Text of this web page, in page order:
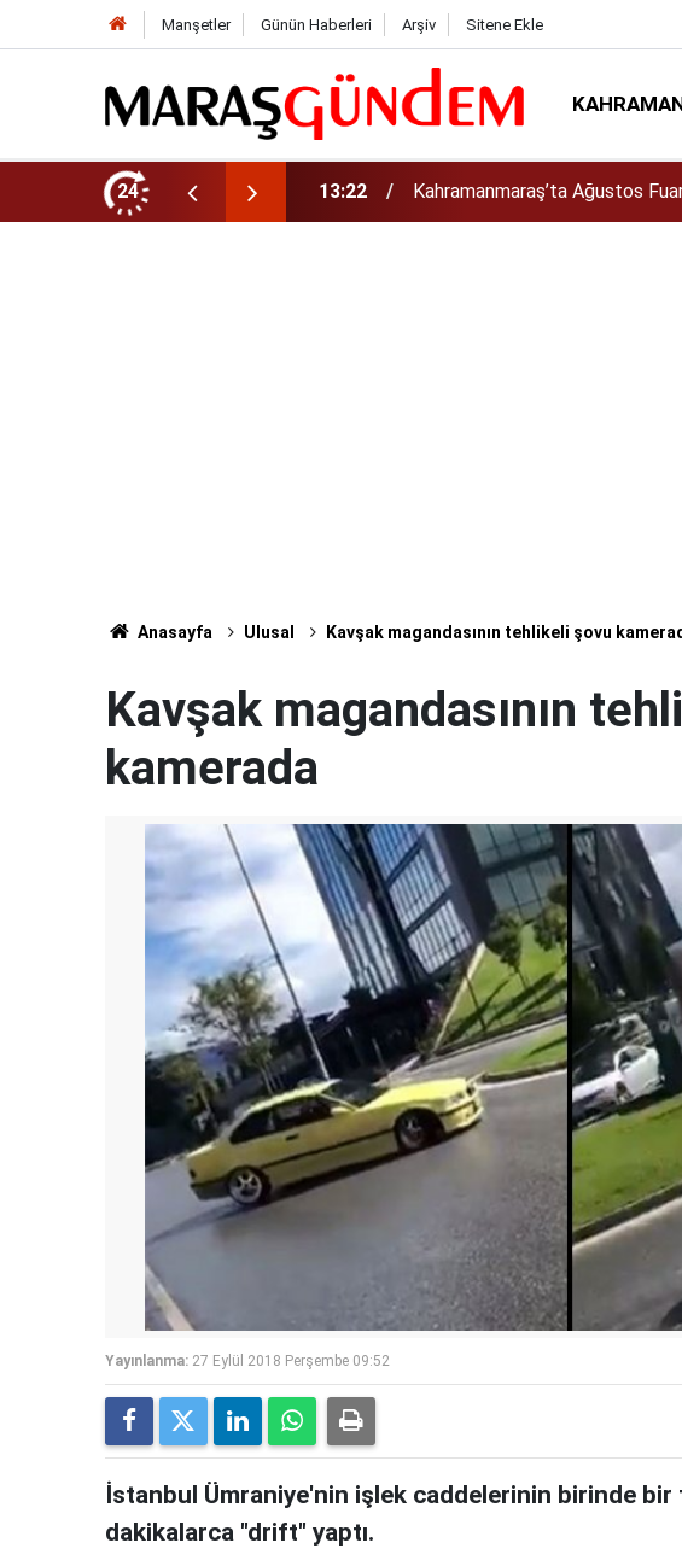
Manşetler Günün Haberleri Arşiv Sitene Ekle
24 13:17 Kahramanmaraş’ta Dulkadiroğlu
Anasayfa Ulusal Kavşak magandasının tehlikeli şovu
Kavşak magandasının
kamerada
Yayınlanma: 27 Eylül 2018 Perşembe 09:52
İstanbul Ümraniye'nin işlek caddelerinin birinde
dakikalarca "drift" yaptı.